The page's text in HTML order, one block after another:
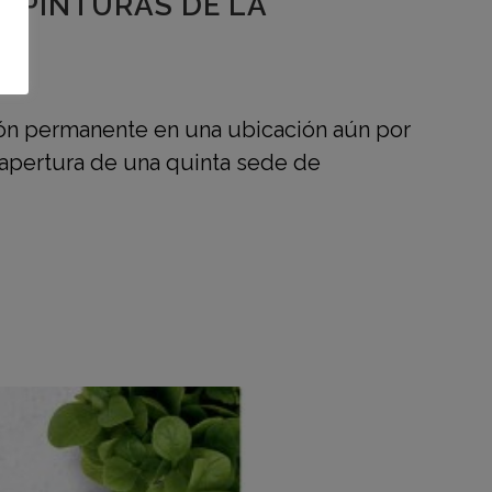
permanente en una ubicación aún por
de una quinta sede de